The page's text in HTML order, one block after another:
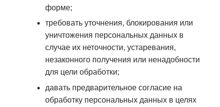
форме;
требовать уточнения, блокирования или
уничтожения персональных данных в
случае их неточности, устаревания,
незаконного получения или ненадобности
для цели обработки;
давать предварительное согласие на
обработку персональных данных в целях